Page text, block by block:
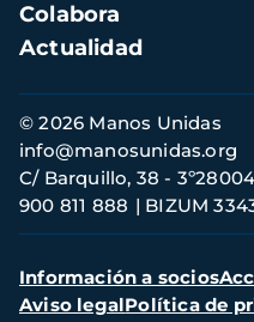
Colabora
Actualidad
Información
de
contacto
© 2026 Manos Unidas
C/ Barquillo, 38 -
900 811 888
BIZUM
info@manosunidas.org
Menú
secundario
Información a socios
Aviso legalPolítica de